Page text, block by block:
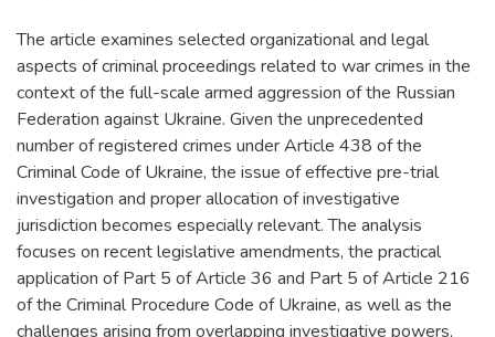
The article examines selected organizational and legal
aspects of criminal proceedings related to war crimes in the
context of the full-scale armed aggression of the Russian
Federation against Ukraine. Given the unprecedented
number of registered crimes under Article 438 of the
Criminal Code of Ukraine, the issue of effective pre-trial
investigation and proper allocation of investigative
jurisdiction becomes especially relevant. The analysis
focuses on recent legislative amendments, the practical
application of Part 5 of Article 36 and Part 5 of Article 216
of the Criminal Procedure Code of Ukraine, as well as the
challenges arising from overlapping investigative powers,